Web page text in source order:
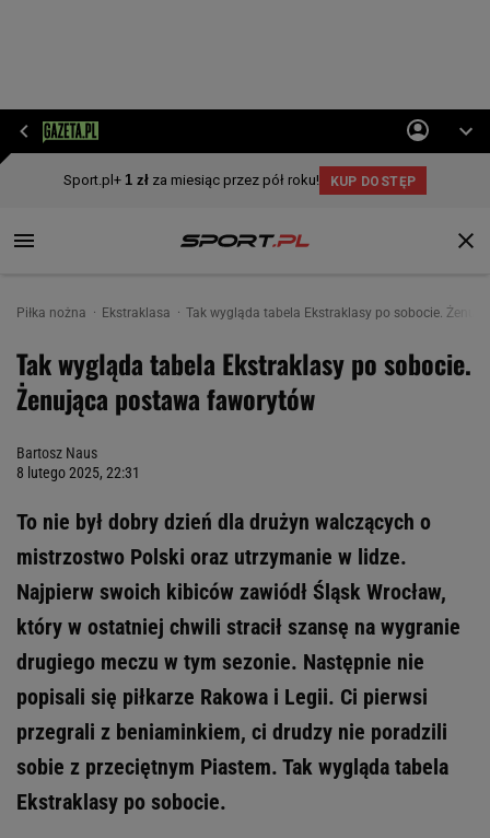
Piłka nożna Ekstraklasa Tak wygląda tabela Ekstraklasy po sobocie.
Tak wygląda tabela Ekstraklasy po sobocie.
Żenująca postawa faworytów
Bartosz Naus
8 lutego 2025, 22:31
To nie był dobry dzień dla drużyn walczących o
mistrzostwo Polski oraz utrzymanie w lidze.
Najpierw swoich kibiców zawiódł Śląsk Wrocław,
który w ostatniej chwili stracił szansę na wygranie
drugiego meczu w tym sezonie. Następnie nie
popisali się piłkarze Rakowa i Legii. Ci pierwsi
przegrali z beniaminkiem, ci drudzy nie poradzili
sobie z przeciętnym Piastem. Tak wygląda tabela
Ekstraklasy po sobocie.